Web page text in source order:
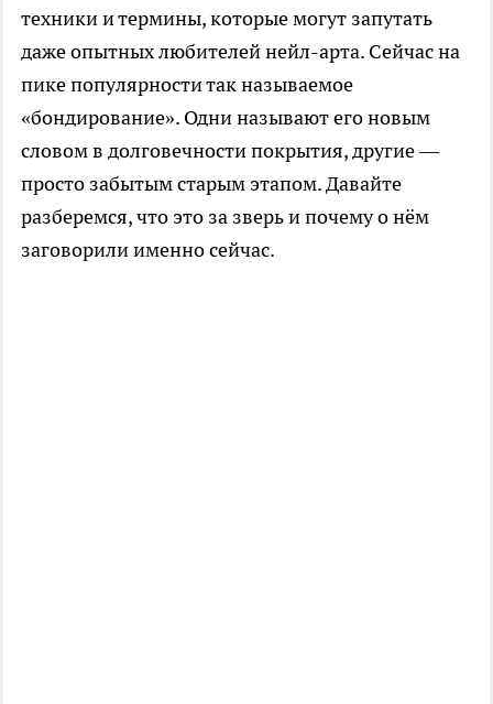
техники и термины, которые могут запутать
даже опытных любителей нейл-арта. Сейчас на
пике популярности так называемое
«бондирование». Одни называют его новым
словом в долговечности покрытия, другие —
просто забытым старым этапом. Давайте
разберемся, что это за зверь и почему о нём
заговорили именно сейчас.